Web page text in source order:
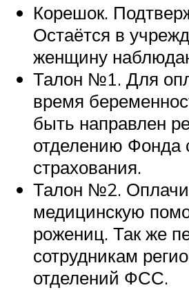
Корешок.
Остаётся в
женщину
Талон №1. Для
время
быть направлен
отделению Фонда
страхования.
Талон №2.
медицинскую
рожениц. Так же
сотрудникам
отделений ФСС.